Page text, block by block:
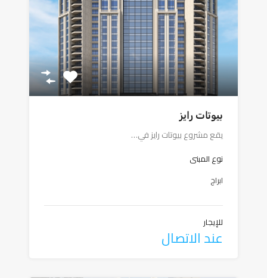
بيوتات رايز
يقع مشروع بيوتات رايز في…
نوع المبنى
ابراج
للإيجار
عند الاتصال